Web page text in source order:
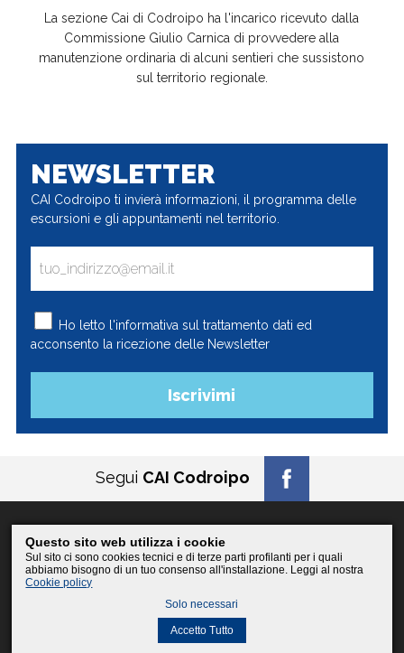
Questo sito web utilizza i cookie
Sul sito ci sono cookies tecnici e di terze parti profilanti per i quali
abbiamo bisogno di un tuo consenso all'installazione. Leggi al nostra
Cookie policy
Solo necessari
Accetto Tutto
La sezione Cai di Codroipo ha l'incarico ricevuto dalla
Commissione Giulio Carnica di provvedere alla
manutenzione ordinaria di alcuni sentieri che sussistono
sul territorio regionale.
NEWSLETTER
CAI Codroipo ti invierà informazioni, il programma delle
escursioni e gli appuntamenti nel territorio.
Ho letto l'informativa sul trattamento dati ed
acconsento la ricezione delle Newsletter
Segui CAI Codroipo
© 2026CAI Codroipo
PI 02658870304 / CF 94080370300
posta@caicodroipo.it
byExplico.biz